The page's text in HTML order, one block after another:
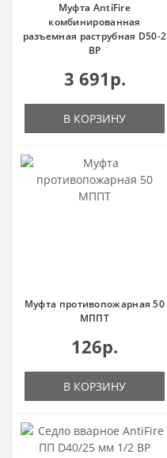
Муфта AntiFire
комбинированная
разъемная раструбная D50-2
ВР
3 691р.
В КОРЗИНУ
Муфта противопожарная 50
МППТ
126р.
В КОРЗИНУ